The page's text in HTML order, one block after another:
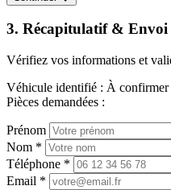
3. Récapitulatif & Envoi
Vérifiez vos informations et
Véhicule identifié : À confirmer
Pièces demandées :
Prénom
Nom *
Téléphone *
Email *